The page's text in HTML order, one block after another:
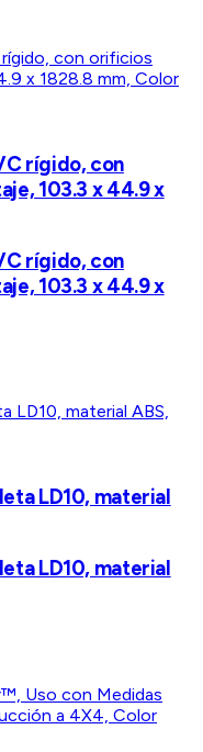
rígido, con
103.3 x 44.9 x
rígido, con
103.3 x 44.9 x
LD10, material
LD10, material